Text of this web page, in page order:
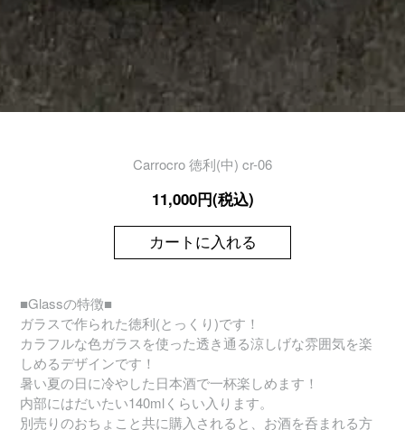
Carrocro 徳利(中) cr-06
11,000円(税込)
カートに入れる
■Glassの特徴■
ガラスで作られた徳利(とっくり)です！
カラフルな色ガラスを使った透き通る涼しげな雰囲気を楽
しめるデザインです！
暑い夏の日に冷やした日本酒で一杯楽しめます！
内部にはだいたい140mlくらい入ります。
別売りのおちょこと共に購入されると、お酒を呑まれる方